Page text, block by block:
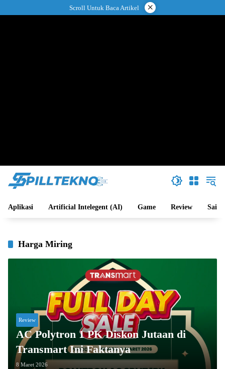
ke
Scroll Untuk Baca Artikel ×
Aplikasi Artificial Intelegent (AI) Game Review Sains
Harga Miring
Review
AC Polytron 1 PK Diskon Jutaan di
Transmart Ini Faktanya
8 Maret 2026